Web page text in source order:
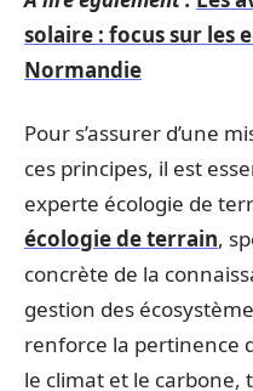
solaire : focus sur les
Normandie
Pour s’assurer d’une
ces principes, il est
experte écologie de
écologie de terrain,
concrète de la
gestion des
renforce la pertinence
le climat et le carbone,